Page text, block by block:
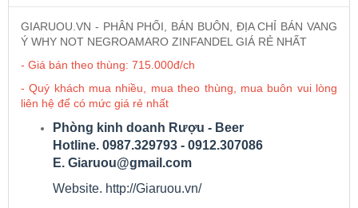
Vang Newzeland giá rẻ nhất
Rượu Vang Argentina
VANG CANADA ICEWINE
RƯỢU VANG NAM PHI
GIARUOU.VN - PHÂN PHỐI, BÁN BUÔN, ĐỊA CHỈ BÁN VANG
Ý WHY NOT NEGROAMARO ZINFANDEL GIÁ RẺ NHẤT
- Giá bán theo thùng: 715.000đ/ch
- Quý khách mua nhiều, mua theo thùng, mua buôn vui lòng
liên hệ để có mức giá rẻ nhất
Phòng kinh doanh Rượu - Beer
Hotline. 0987.329793 - 0912.307086
E. Giaruou@gmail.com
Website. http://Giaruou.vn/